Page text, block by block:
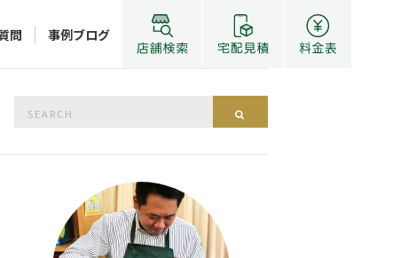
問 事例ブログ
for: